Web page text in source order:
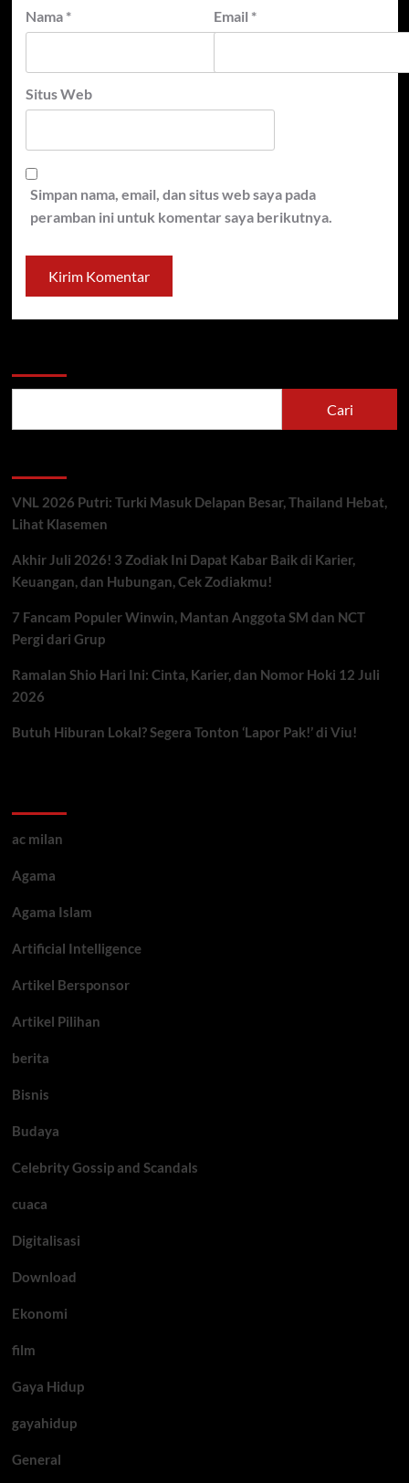
Nama * Email *
Situs Web
Simpan nama, email, dan situs web saya pada
peramban ini untuk komentar saya berikutnya.
Cari
VNL 2026 Putri: Turki Masuk Delapan Besar, Thailand Hebat,
Lihat Klasemen
Akhir Juli 2026! 3 Zodiak Ini Dapat Kabar Baik di Karier,
Keuangan, dan Hubungan, Cek Zodiakmu!
7 Fancam Populer Winwin, Mantan Anggota SM dan NCT
Pergi dari Grup
Ramalan Shio Hari Ini: Cinta, Karier, dan Nomor Hoki 12 Juli
2026
Butuh Hiburan Lokal? Segera Tonton ‘Lapor Pak!’ di Viu!
ac milan
Agama
Agama Islam
Artificial Intelligence
Artikel Bersponsor
Artikel Pilihan
berita
Bisnis
Budaya
Celebrity Gossip and Scandals
cuaca
Digitalisasi
Download
Ekonomi
film
Gaya Hidup
gayahidup
General